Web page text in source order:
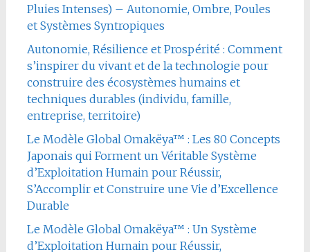
Pluies Intenses) – Autonomie, Ombre, Poules
et Systèmes Syntropiques
Autonomie, Résilience et Prospérité : Comment
s’inspirer du vivant et de la technologie pour
construire des écosystèmes humains et
techniques durables (individu, famille,
entreprise, territoire)
Le Modèle Global Omakëya™ : Les 80 Concepts
Japonais qui Forment un Véritable Système
d’Exploitation Humain pour Réussir,
S’Accomplir et Construire une Vie d’Excellence
Durable
Le Modèle Global Omakëya™ : Un Système
d’Exploitation Humain pour Réussir,